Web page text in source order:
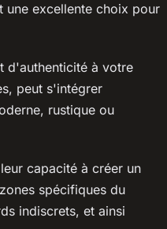
une excellente choix pour
d'authenticité à votre
peut s'intégrer
rustique ou
capacité à créer un
spécifiques du
indiscrets, et ainsi